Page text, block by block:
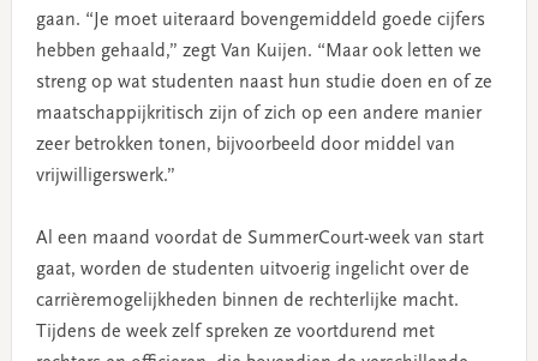
gaan. “Je moet uiteraard bovengemiddeld goede cijfers
hebben gehaald,” zegt Van Kuijen. “Maar ook letten we
streng op wat studenten naast hun studie doen en of ze
maatschappijkritisch zijn of zich op een andere manier
zeer betrokken tonen, bijvoorbeeld door middel van
vrijwilligerswerk.”
Al een maand voordat de SummerCourt-week van start
gaat, worden de studenten uitvoerig ingelicht over de
carrièremogelijkheden binnen de rechterlijke macht.
Tijdens de week zelf spreken ze voortdurend met